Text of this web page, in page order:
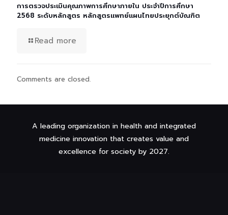
การตรวจประเมินคุณภาพการศึกษาภายใน ประจำปีการศึกษา
2568 ระดับหลักสูตร หลักสูตรแพทย์แผนไทยประยุกต์บัณฑิต
Read more
Comments are closed.
A leading organization in health and integrated
medicine innovation that creates value and
excellence for society by 2027.